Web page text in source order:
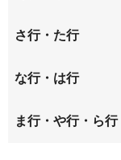
井の頭
上井草
さ行・た行
松庵
関町南
な行・は行
中町
ま行・や行・ら